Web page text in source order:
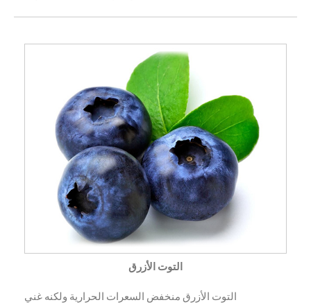
التوت الأزرق
التوت الأزرق منخفض السعرات الحرارية ولكنه غني